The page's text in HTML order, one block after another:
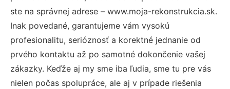
ste na správnej adrese – www.moja-rekonstrukcia.sk.
Inak povedané, garantujeme vám vysokú
profesionalitu, serióznosť a korektné jednanie od
prvého kontaktu až po samotné dokončenie vašej
zákazky. Keďže aj my sme iba ľudia, sme tu pre vás
nielen počas spolupráce, ale aj v prípade riešenia